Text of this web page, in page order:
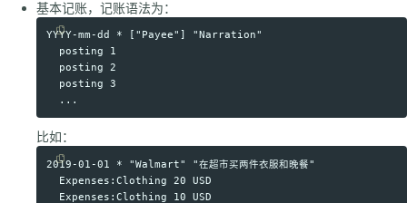
基本记账，记账语法为：
Copy code
YYYY-mm-dd * ["Payee"] "Narration"
  posting 1
  posting 2
  posting 3
比如：
Copy code
2019-01-01 * "Walmart" "在超市买两件衣服和晚餐"
  Expenses:Clothing 20 USD
  Expenses:Clothing 10 USD